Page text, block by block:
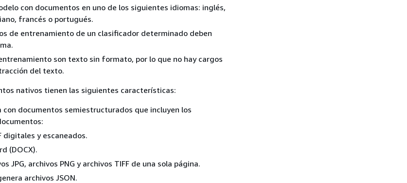
con documentos en uno de los siguientes idiomas: inglés,
francés o portugués.
de entrenamiento de un clasificador determinado deben
son texto sin formato, por lo que no hay cargos
del texto.
nativos tienen las siguientes características:
con documentos semiestructurados que incluyen los
digitales y escaneados.
(DOCX).
JPG, archivos PNG y archivos TIFF de una sola página.
archivos JSON.